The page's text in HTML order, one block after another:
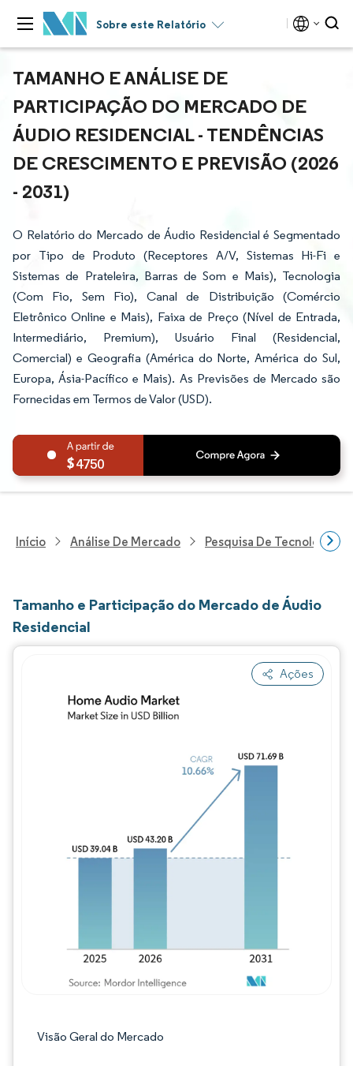
Sobre este Relatório
TAMANHO E ANÁLISE DE
PARTICIPAÇÃO DO MERCADO DE
ÁUDIO RESIDENCIAL - TENDÊNCIAS
DE CRESCIMENTO E PREVISÃO (2026
- 2031)
O Relatório do Mercado de Áudio Residencial é Segmentado
por Tipo de Produto (Receptores A/V, Sistemas Hi-Fi e
Sistemas de Prateleira, Barras de Som e Mais), Tecnologia
(Com Fio, Sem Fio), Canal de Distribuição (Comércio
Eletrônico Online e Mais), Faixa de Preço (Nível de Entrada,
Intermediário, Premium), Usuário Final (Residencial,
Comercial) e Geografia (América do Norte, América do Sul,
Europa, Ásia-Pacífico e Mais). As Previsões de Mercado são
Fornecidas em Termos de Valor (USD).
4750
Início Análise De Mercado Pesquisa De Tecnologia,
Tamanho e Participação do Mercado de Áudio
Residencial
Ações
Visão Geral do Mercado
Imagem © Mordor Intelligence. O reuso